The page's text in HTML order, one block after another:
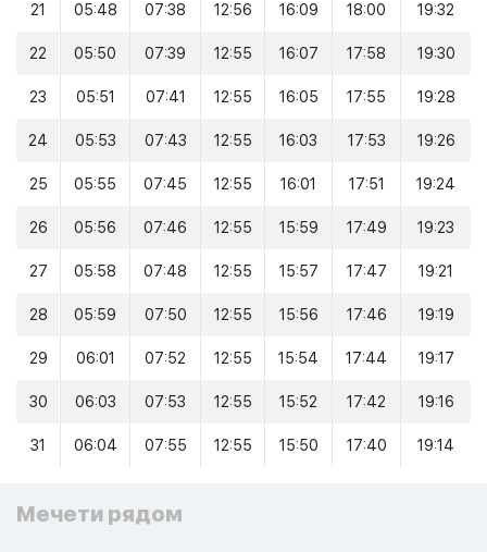
21 05:48 07:38 12:56 16:09 18:00 19:32
22 05:50 07:39 12:55 16:07 17:58 19:30
23 05:51 07:41 12:55 16:05 17:55 19:28
24 05:53 07:43 12:55 16:03 17:53 19:26
25 05:55 07:45 12:55 16:01 17:51 19:24
26 05:56 07:46 12:55 15:59 17:49 19:23
27 05:58 07:48 12:55 15:57 17:47 19:21
28 05:59 07:50 12:55 15:56 17:46 19:19
29 06:01 07:52 12:55 15:54 17:44 19:17
30 06:03 07:53 12:55 15:52 17:42 19:16
31 06:04 07:55 12:55 15:50 17:40 19:14
Мечети рядом